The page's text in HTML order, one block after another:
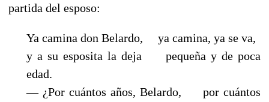
partida del esposo:
Ya camina don Belardo, ya camina, ya se va,
y a su esposita la deja pequeña y de poca
edad.
— ¿Por cuántos años, Belardo, por cuántos